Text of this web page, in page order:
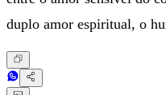
duplo amor espiritual, o